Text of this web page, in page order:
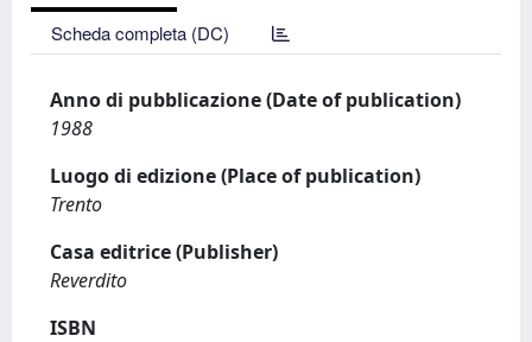
Scheda completa (DC)
Anno di pubblicazione (Date of publication)
1988
Luogo di edizione (Place of publication)
Trento
Casa editrice (Publisher)
Reverdito
ISBN